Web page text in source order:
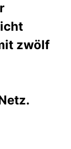
zwölf